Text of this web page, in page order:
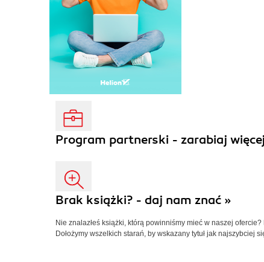
Program partnerski - zarabiaj
Brak książki? - daj nam znać »
Nie znalazłeś książki, którą powinniśmy mieć w naszej
Dołożymy wszelkich starań, by wskazany tytuł jak najszybciej